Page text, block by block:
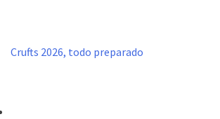
Crufts 2026, todo preparado